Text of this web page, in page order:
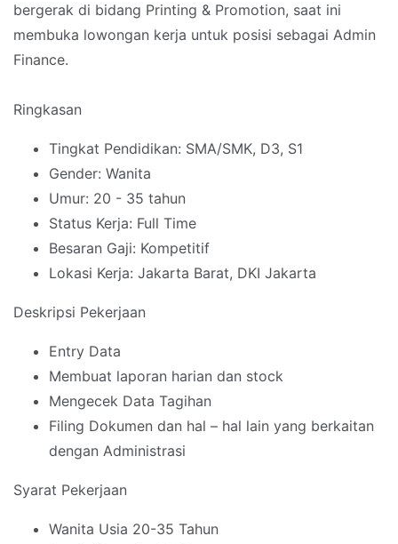
bergerak di bidang Printing & Promotion, saat ini
membuka lowongan kerja untuk posisi sebagai Admin
Finance.
Ringkasan
Tingkat Pendidikan: SMA/SMK, D3, S1
Gender: Wanita
Umur: 20 - 35 tahun
Status Kerja: Full Time
Besaran Gaji: Kompetitif
Lokasi Kerja: Jakarta Barat, DKI Jakarta
Deskripsi Pekerjaan
Entry Data
Membuat laporan harian dan stock
Mengecek Data Tagihan
Filing Dokumen dan hal – hal lain yang berkaitan
dengan Administrasi
Syarat Pekerjaan
Wanita Usia 20-35 Tahun